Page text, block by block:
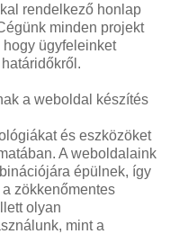
rendelkező honlap
minden projekt
ügyfeleinket
a weboldal készítés
és eszközöket
A weboldalaink
épülnek, így
zökkenőmentes
olyan
mint a